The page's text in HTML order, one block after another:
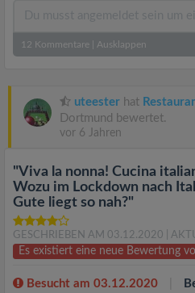
12 Kommentare Ausklappen
uteester hat
Dortmund bewertet.
vor 6 Jahren
"Viva la nonna! Cucina
Wozu im Lockdown nach
Gute liegt so nah?"
GESCHRIEBEN AM 03.12.2020 |
Es existiert eine neue Bewertung
Besucht am 03.12.2020